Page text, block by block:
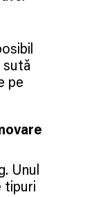
sută
pe
Unul
tipuri